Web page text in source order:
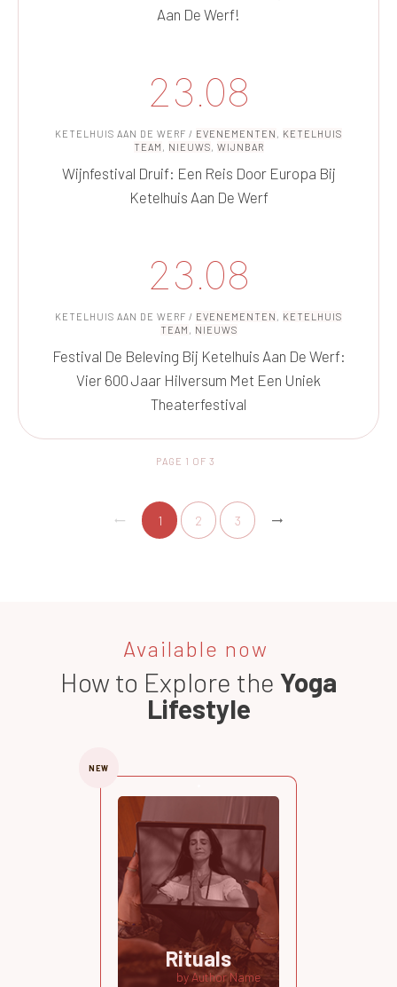
Aan De Werf!
23.08
KETELHUIS AAN DE WERF / EVENEMENTEN , KETELHUIS
TEAM , NIEUWS, WIJNBAR
Wijnfestival Druif: Een Reis Door Europa Bij
Ketelhuis Aan De Werf
23.08
KETELHUIS AAN DE WERF / EVENEMENTEN , KETELHUIS
TEAM , NIEUWS
Festival De Beleving Bij Ketelhuis Aan De Werf:
Vier 600 Jaar Hilversum Met Een Uniek
Theaterfestival
PAGE 1 OF 3
1 2 3
Available now
How to Explore the Yoga
Lifestyle
NEW
Rituals
by Author Name